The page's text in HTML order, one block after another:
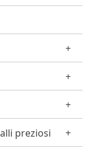
preziosi